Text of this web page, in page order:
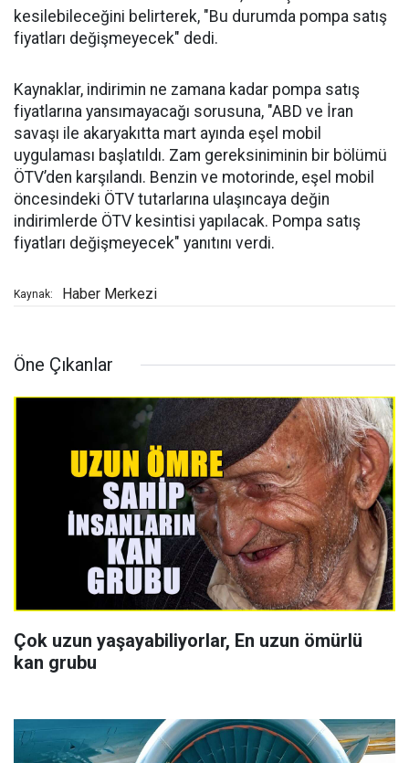
kesilebileceğini belirterek, "Bu durumda pompa satış
fiyatları değişmeyecek" dedi.
Kaynaklar, indirimin ne zamana kadar pompa satış
fiyatlarına yansımayacağı sorusuna, "ABD ve İran
savaşı ile akaryakıtta mart ayında eşel mobil
uygulaması başlatıldı. Zam gereksiniminin bir bölümü
ÖTV’den karşılandı. Benzin ve motorinde, eşel mobil
öncesindeki ÖTV tutarlarına ulaşıncaya değin
indirimlerde ÖTV kesintisi yapılacak. Pompa satış
fiyatları değişmeyecek" yanıtını verdi.
Kaynak: Haber Merkezi
Öne Çıkanlar
Çok uzun yaşayabiliyorlar, En uzun ömürlü
kan grubu